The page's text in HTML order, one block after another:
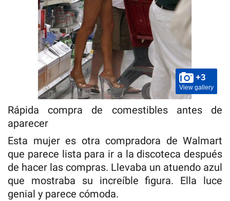
+3
View gallery
Rápida compra de comestibles antes de
aparecer
Esta mujer es otra compradora de Walmart
que parece lista para ir a la discoteca después
de hacer las compras. Llevaba un atuendo azul
que mostraba su increíble figura. Ella luce
genial y parece cómoda.